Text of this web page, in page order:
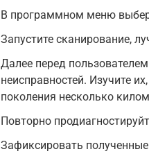
В программном меню
Запустите сканирование,
Далее перед
неисправностей. Изучите
поколения несколько
Повторно
Зафиксировать